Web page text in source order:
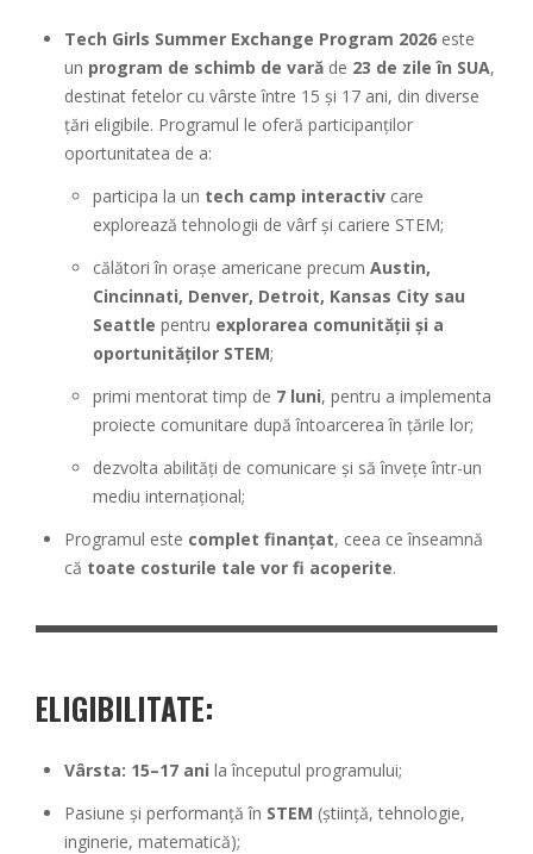
Tech Girls Summer Exchange Program 2026 este
un program de schimb de vară de 23 de zile în SUA,
destinat fetelor cu vârste între 15 și 17 ani, din diverse
țări eligibile. Programul le oferă participanților
oportunitatea de a:
participa la un tech camp interactiv care
explorează tehnologii de vârf și cariere STEM;
călători în orașe americane precum Austin,
Cincinnati, Denver, Detroit, Kansas City sau
Seattle pentru explorarea comunității și a
oportunităților STEM;
primi mentorat timp de 7 luni, pentru a implementa
proiecte comunitare după întoarcerea în țările lor;
dezvolta abilități de comunicare și să învețe într-un
mediu internațional;
Programul este complet finanțat, ceea ce înseamnă
că toate costurile tale vor fi acoperite.
ELIGIBILITATE:
Vârsta: 15–17 ani la începutul programului;
Pasiune și performanță în STEM (știință, tehnologie,
inginerie, matematică);